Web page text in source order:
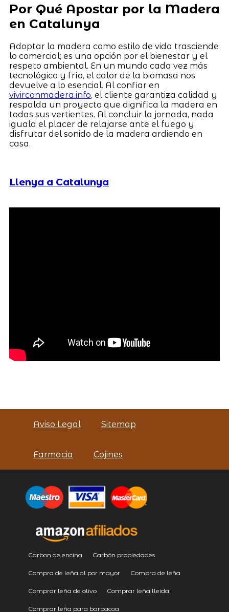
Por Qué Apostar por la Madera
en Catalunya
Adoptar la madera como estilo de vida trasciende
lo comercial; es una opción por el bienestar y el
respeto ambiental. En un mundo cada vez más
tecnológico y frío, el calor de la biomasa nos
devuelve a lo esencial. Al confiar en
vivirconmadera.info, el cliente garantiza calidad y
respalda un proyecto que dignifica la madera en
todas sus vertientes. Al concluir la jornada, nada
iguala el placer de relajarse ante el fuego y
disfrutar del sonido de la madera ardiendo en
casa.
Llenya a Catalunya
Aviso Legal Sitemap
Farmacia Cojines
Carbon de encina Carbón propiedades
Compra de leña al por mayor Compra de leña
Comprar leña de olivo Comprar leña lleida
Comprar leña para barbacoa